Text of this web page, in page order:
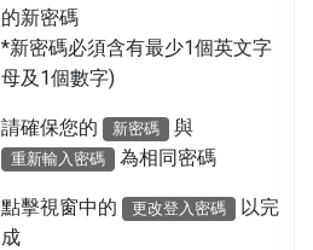
的新密碼
*新密碼必須含有最少1個英文字
母及1個數字)
請確保您的 新密碼 與
重新輸入密碼 為相同密碼
點擊視窗中的 更改登入密碼
以完
成